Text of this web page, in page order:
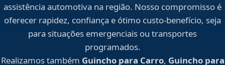
assistência automotiva na região. Nosso compromisso é
oferecer rapidez, confiança e ótimo custo-benefício, seja
para situações emergenciais ou transportes
programados.
Realizamos também Guincho para Carro, Guincho para